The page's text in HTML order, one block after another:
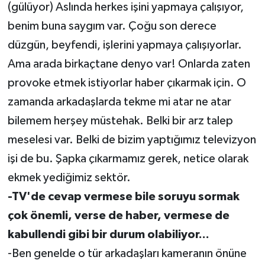
(gülüyor) Aslında herkes işini yapmaya çalışıyor,
benim buna saygım var. Çoğu son derece
düzgün, beyfendi, işlerini yapmaya çalışıyorlar.
Ama arada birkaçtane denyo var! Onlarda zaten
provoke etmek istiyorlar haber çıkarmak için. O
zamanda arkadaşlarda tekme mi atar ne atar
bilemem herşey müstehak. Belki bir arz talep
meselesi var. Belki de bizim yaptığımız televizyon
işi de bu. Şapka çıkarmamız gerek, netice olarak
ekmek yediğimiz sektör.
-TV'de cevap vermese bile soruyu sormak
çok önemli, verse de haber, vermese de
kabullendi gibi bir durum olabiliyor...
-Ben genelde o tür arkadaşları kameranın önüne